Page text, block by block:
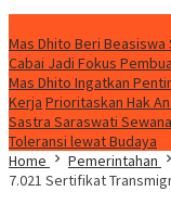
Mas Dhito Beri Beasiswa
Cabai Jadi Fokus
Mas Dhito Ingatkan
Kerja Prioritaskan Hak
Sastra Saraswati
Toleransi lewat Budaya
Home
Pemerintahan
7.021 Sertifikat